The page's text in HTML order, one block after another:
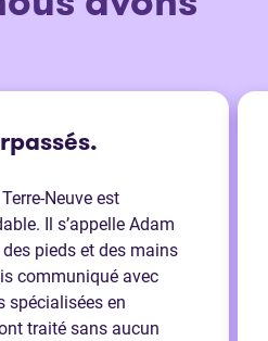
Neuve est
Il s’appelle Adam
pieds et des mains
communiqué avec
spécialisées en
traité sans aucun